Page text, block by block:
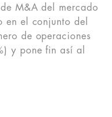
M&A del mercado
en el conjunto del
de operaciones
y pone fin así al